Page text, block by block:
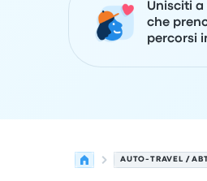
Unisciti
che
percorsi
AUTO-TRAVEL /